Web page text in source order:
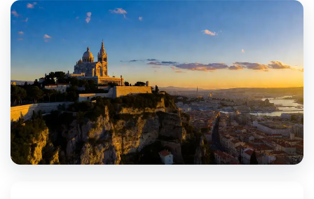
Trajet Longue Distance